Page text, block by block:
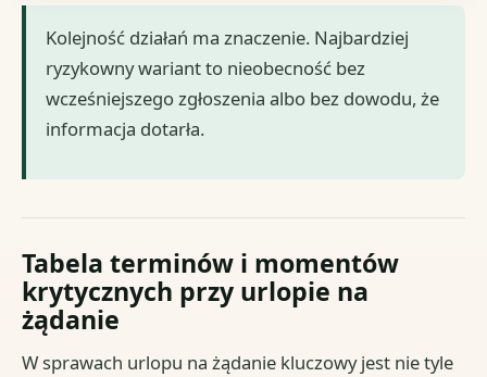
Kolejność działań ma znaczenie. Najbardziej
ryzykowny wariant to nieobecność bez
wcześniejszego zgłoszenia albo bez dowodu, że
informacja dotarła.
Tabela terminów i momentów
krytycznych przy urlopie na
żądanie
W sprawach urlopu na żądanie kluczowy jest nie tyle